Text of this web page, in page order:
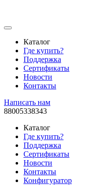
Каталог
Где купить?
Поддержка
Сертификаты
Новости
Контакты
Написать нам
88005338343
Каталог
Где купить?
Поддержка
Сертификаты
Новости
Контакты
Конфигуратор